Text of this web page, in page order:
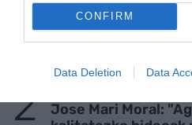
CONFIRM
Data Deletion Data
KIROLA
Trainerua
Jose Mari Moral: